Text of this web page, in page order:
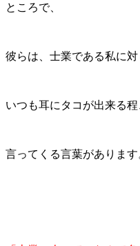
ところで、
彼らは、士業である私に対
いつも耳にタコが出来る程
言ってくる言葉があります